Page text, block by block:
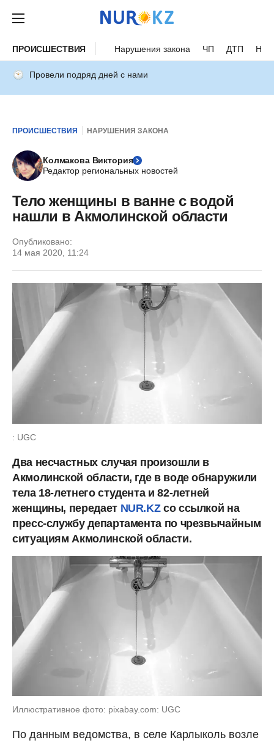
ПРОИСШЕСТВИЯ Нарушения закона ЧП ДТП
Провели подряд дней с нами
ПРОИСШЕСТВИЯ НАРУШЕНИЯ ЗАКОНА
Колмакова Виктория
Редактор региональных новостей
Тело женщины в ванне с водой
нашли в Акмолинской области
Опубликовано:
14 мая 2020, 11:24
: UGC
Два несчастных случая произошли в
Акмолинской области, где в воде обнаружили
тела 18-летнего студента и 82-летней
женщины, передает NUR.KZсо ссылкой на
пресс-службу департамента по чрезвычайным
ситуациям Акмолинской области.
Иллюстративное фото: pixabay.com: UGC
По данным ведомства, в селе Карлыколь возле